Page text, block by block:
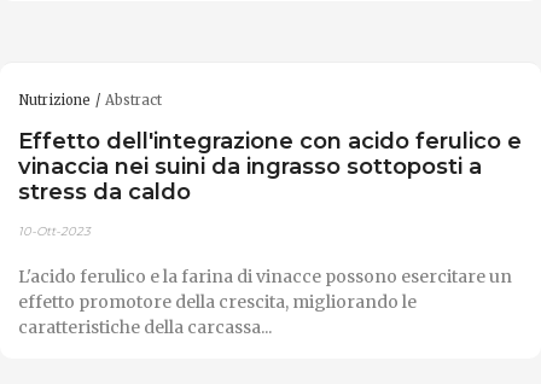
Nutrizione Abstract
Effetto dell'integrazione con acido ferulico e
vinaccia nei suini da ingrasso sottoposti a
stress da caldo
10-Ott-2023
L'acido ferulico e la farina di vinacce possono esercitare un
effetto promotore della crescita, migliorando le
caratteristiche della carcassa...